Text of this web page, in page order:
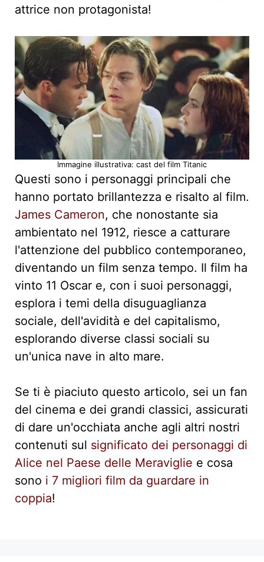
attrice non protagonista!
Immagine illustrativa: cast del film Titanic
Questi sono i personaggi principali che
hanno portato brillantezza e risalto al film.
James Cameron, che nonostante sia
ambientato nel 1912, riesce a catturare
l'attenzione del pubblico contemporaneo,
diventando un film senza tempo. Il film ha
vinto 11 Oscar e, con i suoi personaggi,
esplora i temi della disuguaglianza
sociale, dell'avidità e del capitalismo,
esplorando diverse classi sociali su
un'unica nave in alto mare.
Se ti è piaciuto questo articolo, sei un fan
del cinema e dei grandi classici, assicurati
di dare un'occhiata anche agli altri nostri
contenuti sul significato dei personaggi di
Alice nel Paese delle Meraviglie e cosa
sono i 7 migliori film da guardare in
coppia!